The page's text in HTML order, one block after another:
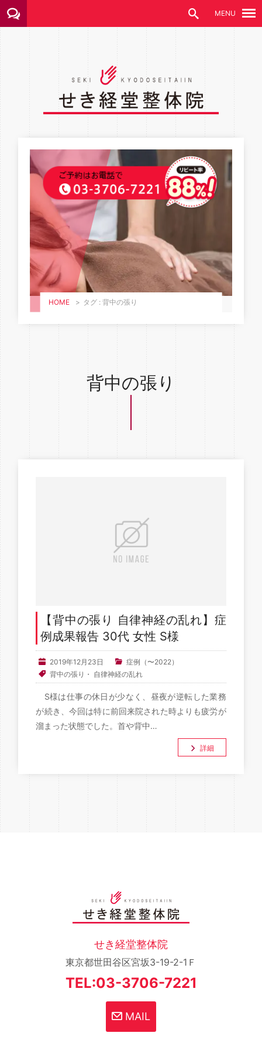
HOME > タグ : 背中の張り
背中の張り
【背中の張り 自律神経の乱れ】症
例成果報告 30代 女性 S様
2019年12月23日
症例（〜2022）
背中の張り ・ 自律神経の乱れ
S様は仕事の休日が少なく、昼夜が逆転した業務
が続き、今回は特に前回来院された時よりも疲労が
溜まった状態でした。首や背中…
詳細
せき経堂整体院
東京都世田谷区宮坂3-19-2-1Ｆ
TEL:03-3706-7221
MAIL